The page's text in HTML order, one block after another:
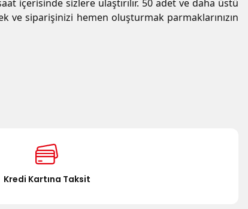
içerisinde sizlere ulaştırılır. 50 adet ve daha üstü
ve siparişinizi hemen oluşturmak parmaklarınızın
Kredi Kartına Taksit